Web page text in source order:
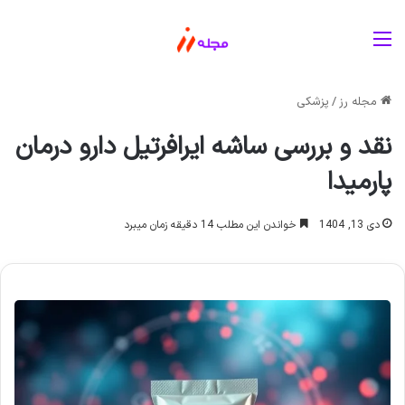
مجله رز/ پزشکی
نقد و بررسی ساشه ایرافرتیل دارو درمان
پارمیدا
دی 13, 1404 خواندن این مطلب 14 دقیقه زمان میبرد